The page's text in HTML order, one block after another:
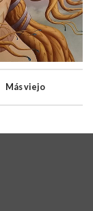
Más viejo